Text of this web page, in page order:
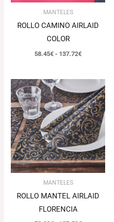
MANTELES
ROLLO CAMINO AIRLAID
COLOR
58.45€ - 137.72€
MANTELES
ROLLO MANTEL AIRLAID
FLORENCIA
de
precios:
desde
70.92€
hasta
187.58€